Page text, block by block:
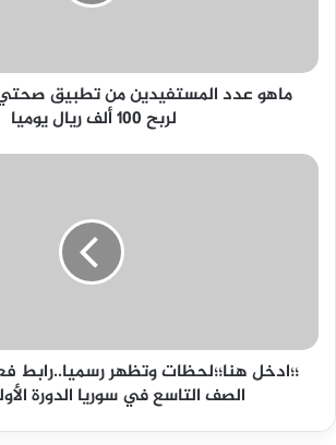
لربح
يوميا
لربح 100 ألف ريال يوميا
؛؛
نتائج
الصف؛؛ادخل هنا؛؛لحظات وتظهر رسميا..رابط
الصف التاسع في سوريا الدورة الأولى